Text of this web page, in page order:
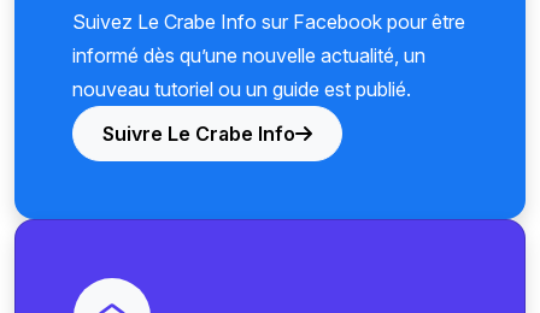
Suivez Le Crabe Info sur Facebook pour être
informé dès qu’une nouvelle actualité, un
nouveau tutoriel ou un guide est publié.
Suivre Le Crabe Info